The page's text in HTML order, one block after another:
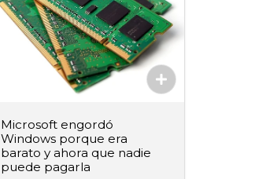
– +
Agregar al pedido
Microsoft engordó
Windows porque era
barato y ahora que nadie
puede pagarla